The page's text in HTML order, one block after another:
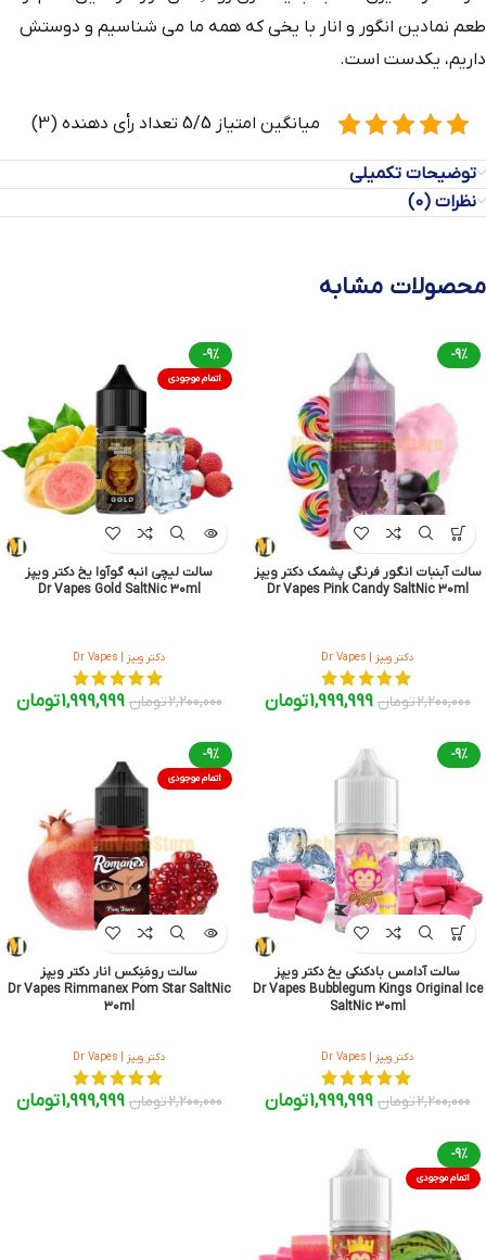
طعم نمادین انگور و انار با یخی که همه ما می شناسیم و دوستش
داریم، یکدست است.
میانگین امتیاز 5/5 تعداد رأی دهنده (3)
توضیحات تکمیلی
نظرات (0)
محصولات مشابه
-9%
سالت آبنبات انگور فرنگی پشمک دکتر ویپز
Dr Vapes Pink Candy SaltNic 30ml
دکتر ویپز | Dr Vapes
2,200,000تومان 1,999,999تومان
-9%
اتمام موجودی
سالت لیچی انبه گوآوا یخ دکتر ویپز
Dr Vapes Gold SaltNic 30ml
دکتر ویپز | Dr Vapes
2,200,000تومان 1,999,999تومان
-9%
سالت آدامس بادکنکی یخ دکتر ویپز
Dr Vapes Bubblegum Kings Original Ice
SaltNic 30ml
دکتر ویپز | Dr Vapes
2,200,000تومان 1,999,999تومان
-9%
اتمام موجودی
سالت رومَنِکس انار دکتر ویپز
Dr Vapes Rimmanex Pom Star SaltNic
30ml
دکتر ویپز | Dr Vapes
2,200,000تومان 1,999,999تومان
-9%
اتمام موجودی